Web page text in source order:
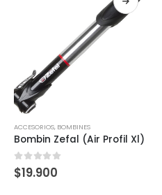
ACCESORIOS, BOMBINES
Bombin Zefal (Air Profil Xl)
0out of 5
$19.900